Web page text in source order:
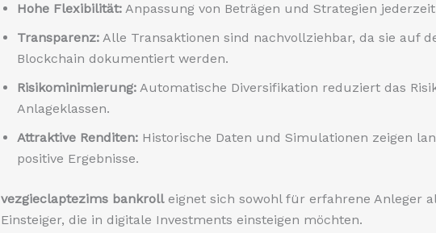
Hohe Flexibilität: Anpassung von Beträgen und Strategien
Transparenz: Alle Transaktionen sind nachvollziehbar, da sie auf
Blockchain dokumentiert werden.
Risikominimierung: Automatische Diversifikation reduziert das
Anlageklassen.
Attraktive Renditen: Historische Daten und Simulationen zeigen
positive Ergebnisse.
vezgieclaptezims bankrolleignet sich sowohl für erfahrene Anleger
Einsteiger, die in digitale Investments einsteigen möchten.